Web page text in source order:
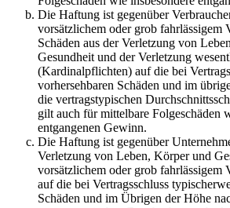
Die Haftung ist gegenüber
vorsätzlichem oder grob fahrlässigem
Schäden aus der Verletzung von
Gesundheit und der Verletzung
(Kardinalpflichten) auf die bei
vorhersehbaren Schäden und im
die vertragstypischen
gilt auch für mittelbare Folgeschäden
entgangenen Gewinn.
Die Haftung ist gegenüber
Verletzung von Leben, Körper und
vorsätzlichem oder grob fahrlässigem
auf die bei Vertragsschluss
Schäden und im Übrigen der Höhe